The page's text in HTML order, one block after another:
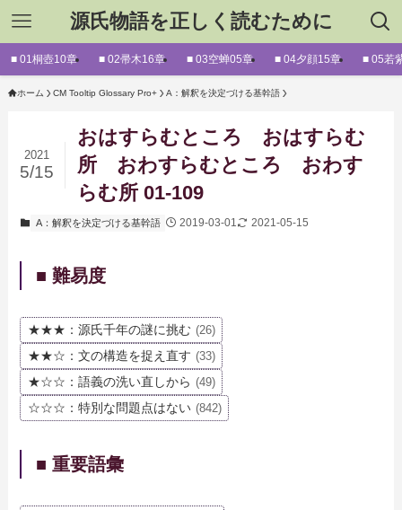
源氏物語を正しく読むために
■ 01桐壺10章 ■ 02帚木16章 ■ 03空蝉05章 ■ 04夕顔15章 ■ 05若
ホーム CM Tooltip Glossary Pro+ A：解釈を決定づける基幹語
おはすらむところ おはすらむ
所 おわすらむところ おわす
らむ所 01-109
2021
5/15
A：解釈を決定づける基幹語 2019-03-01 2021-05-15
■ 難易度
★★★：源氏千年の謎に挑む (26)
★★☆：文の構造を捉え直す (33)
★☆☆：語義の洗い直しから (49)
☆☆☆：特別な問題点はない (842)
■ 重要語彙